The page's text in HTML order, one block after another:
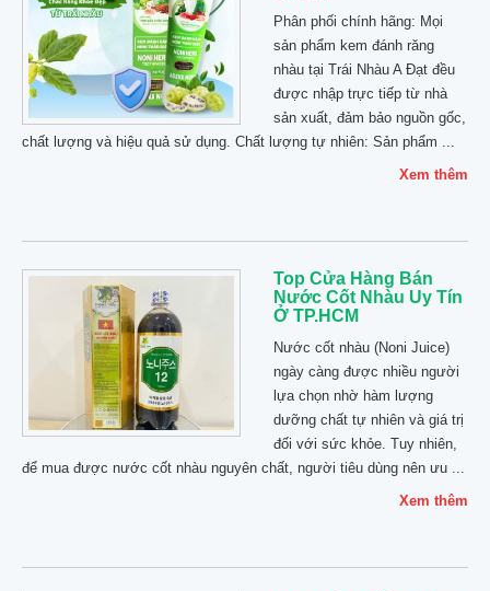
Phân phối chính hãng: Mọi
sản phẩm kem đánh răng
nhàu tại Trái Nhàu A Đạt đều
được nhập trực tiếp từ nhà
sản xuất, đảm bảo nguồn gốc,
chất lượng và hiệu quả sử dụng. Chất lượng tự nhiên: Sản phẩm ...
Xem thêm
Top Cửa Hàng Bán
Nước Cốt Nhàu Uy Tín
Ở TP.HCM
Nước cốt nhàu (Noni Juice)
ngày càng được nhiều người
lựa chọn nhờ hàm lượng
dưỡng chất tự nhiên và giá trị
đối với sức khỏe. Tuy nhiên,
để mua được nước cốt nhàu nguyên chất, người tiêu dùng nên ưu ...
Xem thêm